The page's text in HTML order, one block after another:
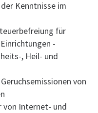
Kenntnisse im
für
-
, Heil- und
von
von Internet- und